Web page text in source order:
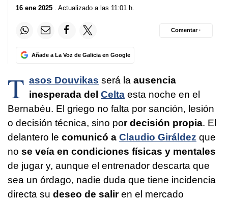
16 ene 2025 . Actualizado a las 11:01 h.
Añade a La Voz de Galicia en Google
Comentar ·
T asos Douvikas será la ausencia
inesperada del Celta esta noche en el
Bernabéu. El griego no falta por sanción, lesión
o decisión técnica, sino por decisión propia. El
delantero le comunicó a Claudio Giráldez que
no se veía en condiciones físicas y mentales
de jugar y, aunque el entrenador descarta que
sea un órdago, nadie duda que tiene incidencia
directa su deseo de saliren el mercado